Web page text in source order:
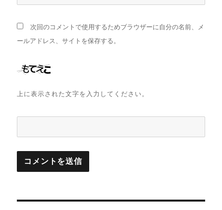
次回のコメントで使用するためブラウザーに自分の名前、メ
ールアドレス、サイトを保存する。
上に表示された文字を入力してください。